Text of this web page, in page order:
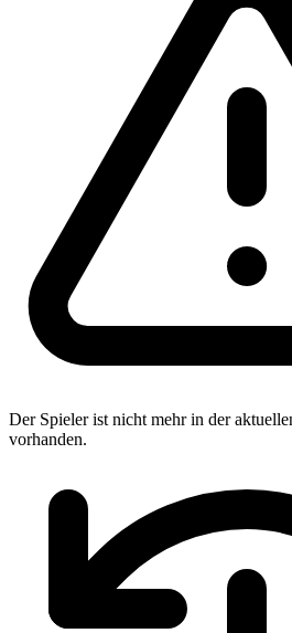
Der Spieler ist nicht mehr in der
vorhanden.